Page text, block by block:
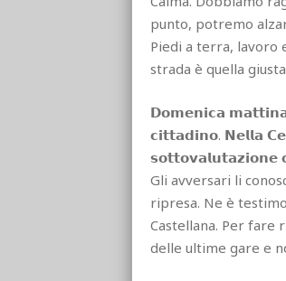
punto, potremo
Piedi a terra, lavoro
strada è quella
𝗗𝗼𝗺𝗲𝗻𝗶𝗰𝗮 𝗺𝗮𝘁𝘁𝗶𝗻𝗮
𝗰𝗶𝘁𝘁𝗮𝗱𝗶𝗻𝗼. 𝗡𝗲𝗹𝗹𝗮
𝘀𝗼𝘁𝘁𝗼𝘃𝗮𝗹𝘂𝘁𝗮𝘇𝗶𝗼𝗻𝗲
Gli avversari li
ripresa. Ne è
Castellana. Per fare
delle ultime gare e